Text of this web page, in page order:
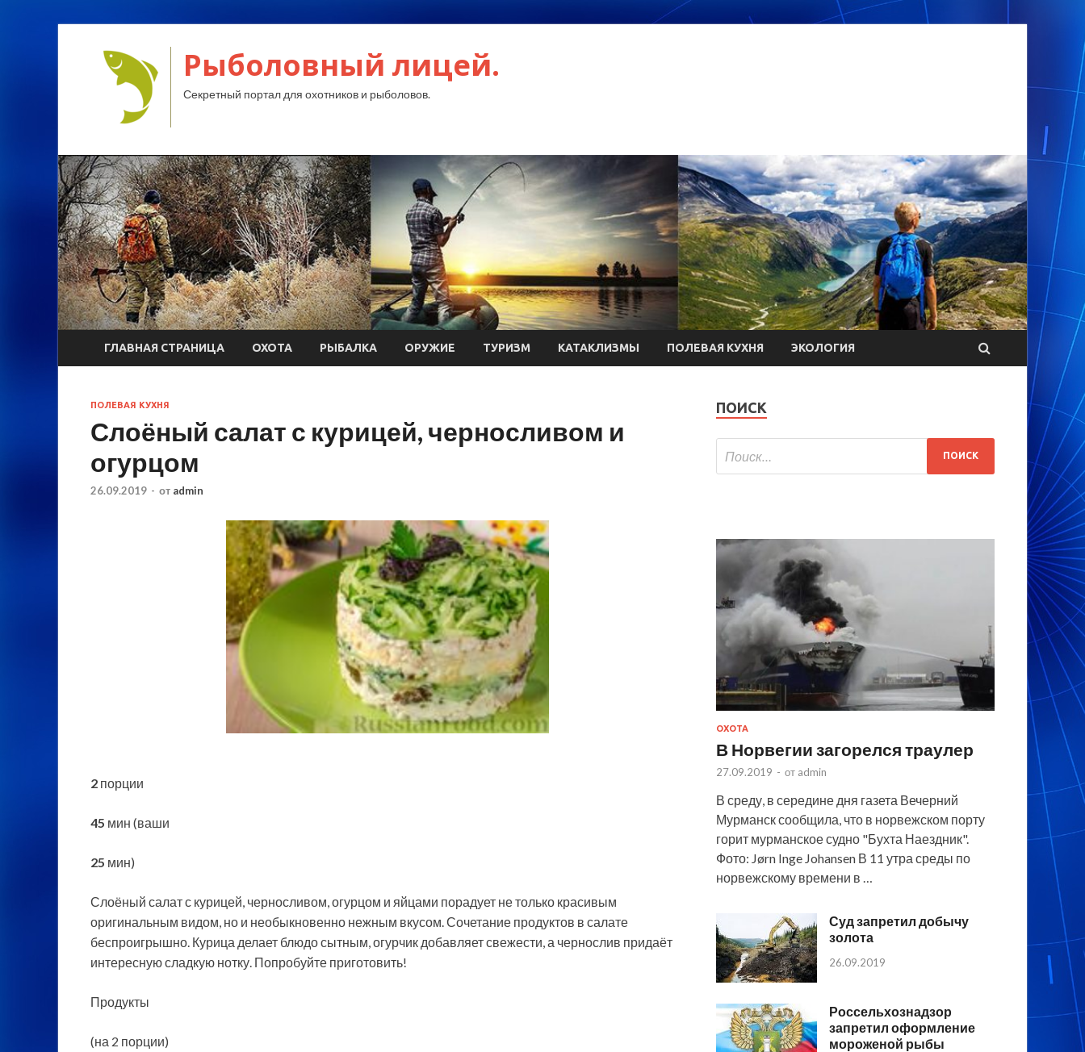
Рыболовный лицей.
Секретный портал для охотников и рыболовов.
ГЛАВНАЯ СТРАНИЦА ОХОТА РЫБАЛКА ОРУЖИЕ ТУРИЗМ КАТАКЛИЗМЫ ПОЛЕВАЯ КУХНЯ ЭКОЛОГИЯ
ПОЛЕВАЯ КУХНЯ
Слоёный салат с курицей, черносливом и
огурцом
26.09.2019 - от admin
2 порции
45 мин (ваши
25 мин)
Слоёный салат с курицей, черносливом, огурцом и яйцами порадует не только красивым
оригинальным видом, но и необыкновенно нежным вкусом. Сочетание продуктов в салате
беспроигрышно. Курица делает блюдо сытным, огурчик добавляетсвежести, а чернослив придаёт
интересную сладкую нотку. Попробуйте приготовить!
Продукты
(на 2 порции)
ПОИСК
ОХОТА
В Норвегии загорелся траулер
27.09.2019 - от admin
В среду, в середине дня газета Вечерний
Мурманск сообщила, что в норвежском порту
горит мурманское судно "Бухта Наездник".
Фото: Jørn Inge Johansen В 11 утра среды по
норвежскому времени в …
Суд запретил добычу
золота
26.09.2019
Россельхознадзор
запретил оформление
мороженой рыбы